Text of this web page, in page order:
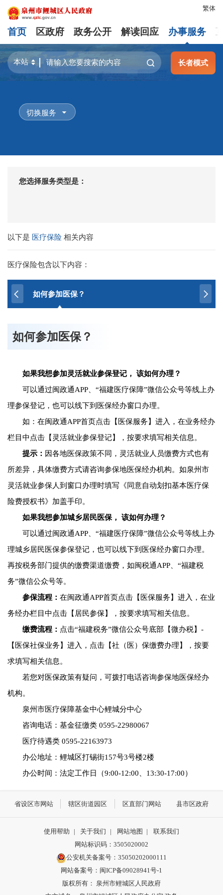
繁体
首页 区政府 政务公开 解读回应 办事服务
长者模式
切换服务
您选择服务类型是：
以下是 医疗保险相关内容
医疗保险包含以下内容：
如何参加医保？
如何参加医保？
如果我想参加灵活就业参保登记， 该如何办理？
可以通过闽政通APP、“福建医疗保障”微信公众号等线上办
理参保登记，也可以线下到医保经办窗口办理。
如：在闽政通APP首页点击【医保服务】进入，在业务经办
栏目中点击【灵活就业参保登记】，按要求填写相关信息。
提示： 因各地医保政策不同，灵活就业人员缴费方式也有
所差异，具体缴费方式请咨询参保地医保经办机构。如泉州市
灵活就业参保人到窗口办理时填写《同意自动划扣基本医疗保
险费授权书》加盖手印。
如果我想参加城乡居民医保， 该如何办理？
可以通过闽政通APP、“福建医疗保障”微信公众号等线上办
理城乡居民医保参保登记，也可以线下到医保经办窗口办理。
再按税务部门提供的缴费渠道缴费，如闽税通APP、“福建税
务”微信公众号等。
参保流程：在闽政通APP首页点击【医保服务】进入，在业
务经办栏目中点击【居民参保】，按要求填写相关信息。
缴费流程： 点击“福建税务”微信公众号底部【微办税】-
【医保社保业务】进入，点击【社（医）保缴费办理】，按要
求填写相关信息。
若您对医保政策有疑问，可拨打电话咨询参保地医保经办
机构。
泉州市医疗保障基金中心鲤城分中心
咨询电话：基金征缴类 0595-22980067
医疗待遇类 0595-22163973
办公地址：鲤城区打锡街157号3号楼2楼
办公时间：法定工作日（9:00-12:00、13:30-17:00）
省设区市网站 辖区街道园区 区直部门网站 县市区政府
使用帮助 | 关于我们 | 网站地图 |
联系我们
网站标识码：3505020002
公安机关备案号：35050202000111
网站备案号：闽ICP备09028941号-1
版权所有： 泉州市鲤城区人民政府